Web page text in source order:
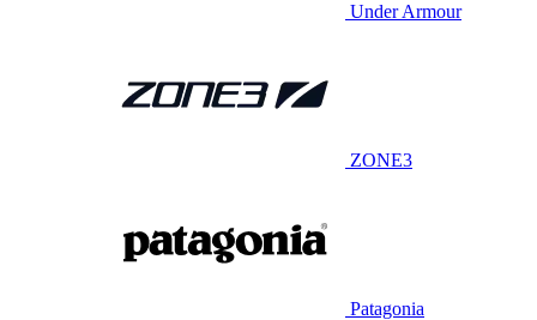
Under Armour
ZONE3
Patagonia